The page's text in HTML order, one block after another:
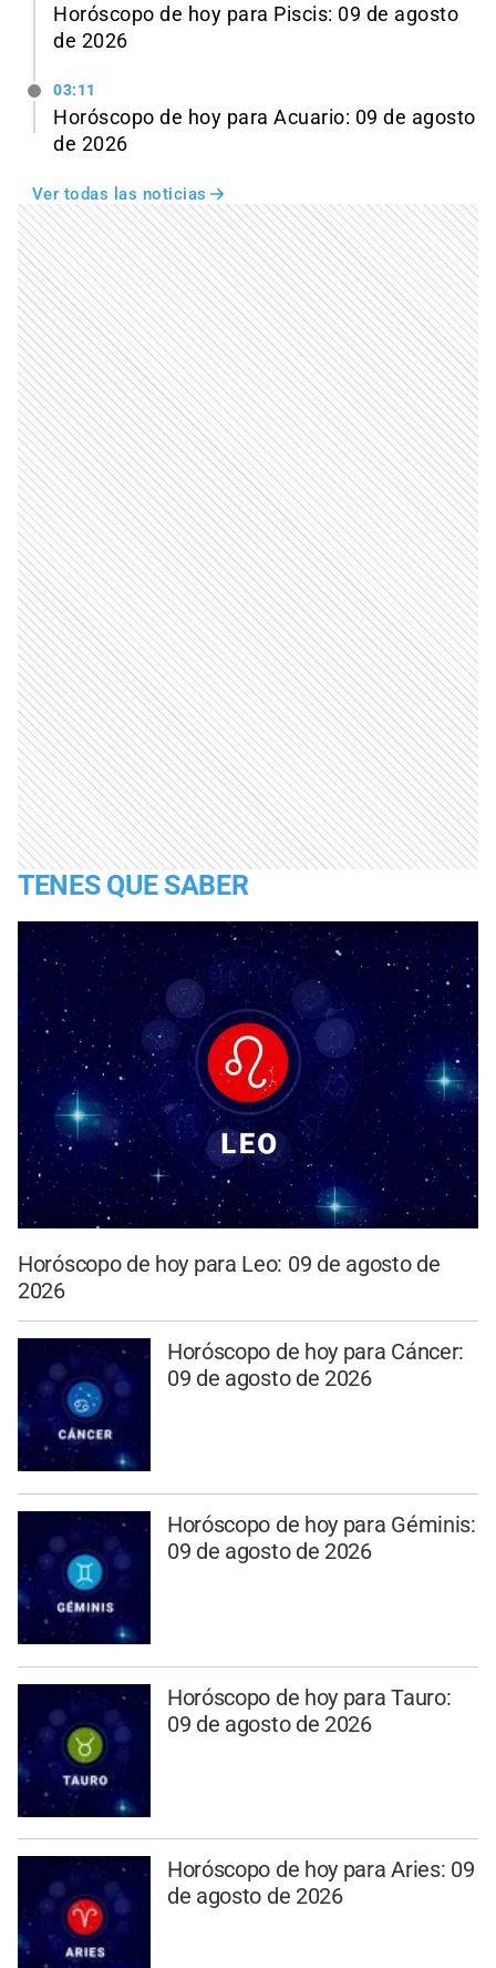
Horóscopo de hoy para Piscis: 09 de agosto
de 2026
03:11
Horóscopo de hoy para Acuario: 09 de agosto
de 2026
Ver todas las noticias
TENES QUE SABER
Horóscopo de hoy para Leo: 09 de agosto de
2026
Horóscopo de hoy para Cáncer:
09 de agosto de 2026
Horóscopo de hoy para Géminis:
09 de agosto de 2026
Horóscopo de hoy para Tauro:
09 de agosto de 2026
Horóscopo de hoy para Aries: 09
de agosto de 2026